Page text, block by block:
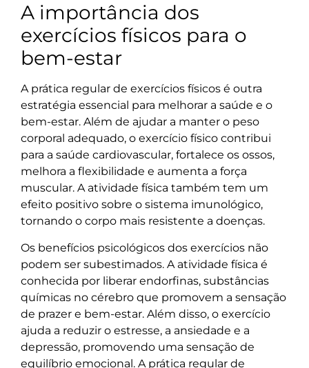
A importância dos
exercícios físicos para o
bem-estar
A prática regular de exercícios físicos é outra
estratégia essencial para melhorar a saúde e o
bem-estar. Além de ajudar a manter o peso
corporal adequado, o exercício físico contribui
para a saúde cardiovascular, fortalece os ossos,
melhora a flexibilidade e aumenta a força
muscular. A atividade física também tem um
efeito positivo sobre o sistema imunológico,
tornando o corpo mais resistente a doenças.
Os benefícios psicológicos dos exercícios não
podem ser subestimados. A atividade física é
conhecida por liberar endorfinas, substâncias
químicas no cérebro que promovem a sensação
de prazer e bem-estar. Além disso, o exercício
ajuda a reduzir o estresse, a ansiedade e a
depressão, promovendo uma sensação de
equilíbrio emocional. A prática regular de